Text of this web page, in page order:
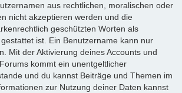
aus rechtlichen, moralischen oder
nicht akzeptieren werden und die
geschützten Worten als
ist. Ein Benutzername kann nur
Mit der Aktivierung deines Accounts und
kommt ein unentgeltlicher
und du kannst Beiträge und Themen im
zur Nutzung deiner Daten kannst